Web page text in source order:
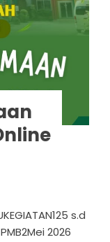
s.d
2026